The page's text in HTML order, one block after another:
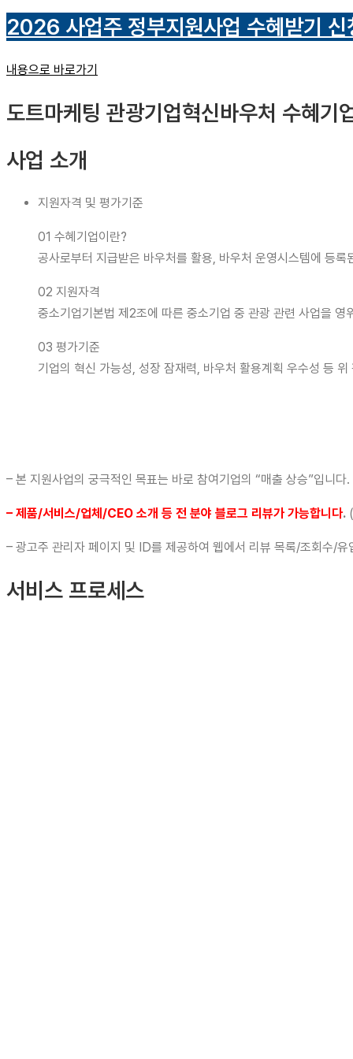
2026 사업주 정부지원사업 수혜받기
내용으로 바로가기
도트마케팅 관광기업혁신바우처 수혜기
사업 소개
지원자격 및 평가기준
01 수혜기업이란?
공사로부터 지급받은 바우처를 활용, 바우처 운영시스템에 등록
02 지원자격
중소기업기본법 제2조에 따른 중소기업 중 관광 관련 사업을
03 평가기준
기업의 혁신 가능성, 성장 잠재력, 바우처 활용계획 우수성 등
– 본 지원사업의 궁극적인 목표는 바로 참여기업의 “매출 상승”입니
– 제품/서비스/업체 /CEO 소개 등 전 분야 블로그 리뷰가 가능합니다.
– 광고주 관리자 페이지 및 ID를 제공하여 웹에서 리뷰 목록/조회수/유
서비스 프로세스